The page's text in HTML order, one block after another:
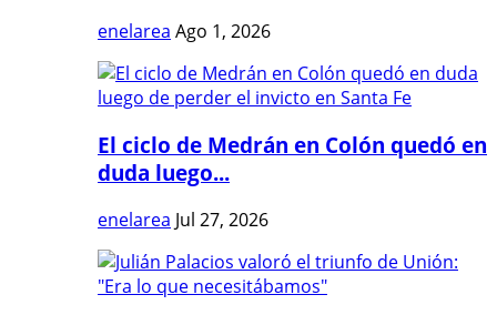
enelarea Ago 1, 2026
El ciclo de Medrán en Colón quedó en
duda luego...
enelarea Jul 27, 2026